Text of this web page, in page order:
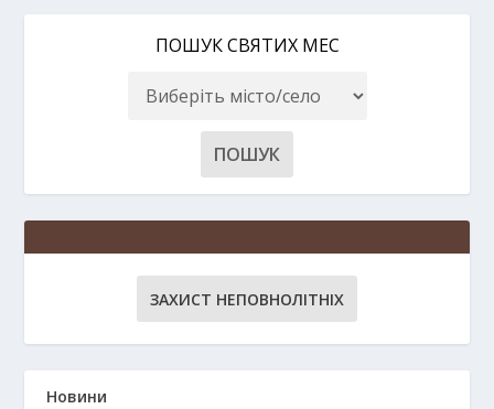
ПОШУК СВЯТИХ МЕС
ЗАХИСТ НЕПОВНОЛІТНІХ
Новини